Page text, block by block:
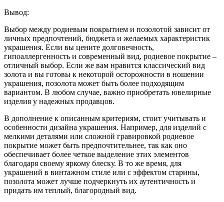
Вывод:
Выбор между родиевым покрытием и позолотой зависит от
личных предпочтений, бюджета и желаемых характеристик
украшения. Если вы цените долговечность,
гипоаллергенность и современный вид, родиевое покрытие –
отличный выбор. Если же вам нравится классический вид
золота и вы готовы к некоторой осторожности в ношении
украшения, позолота может быть более подходящим
вариантом. В любом случае, важно приобретать ювелирные
изделия у надежных продавцов.
В дополнение к описанным критериям, стоит учитывать и
особенности дизайна украшения. Например, для изделий с
мелкими деталями или сложной гравировкой родиевое
покрытие может быть предпочтительнее, так как оно
обеспечивает более четкое выделение этих элементов
благодаря своему яркому блеску. В то же время, для
украшений в винтажном стиле или с эффектом старины,
позолота может лучше подчеркнуть их аутентичность и
придать им теплый, благородный вид.